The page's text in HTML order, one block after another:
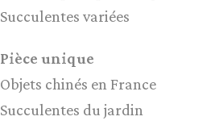
Succulentes variées
Pièce unique
Objets chinés en France
Succulentes du jardin